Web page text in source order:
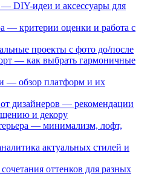
DIY-идеи и аксессуары для
— критерии оценки и работа с
проекты с фото до/после
— как выбрать гармоничные
— обзор платформ и их
дизайнеров — рекомендации
и декору
— минимализм, лофт,
актуальных стилей и
оттенков для разных